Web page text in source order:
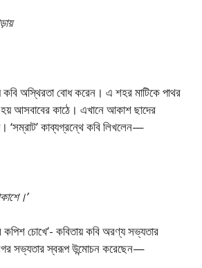
কবি অস্থিরতা বােধ করেন। এ শহর মাটিকে পাথর
আসবাবের কাঠে। এখানে আকাশ ছাদের
‘সম্রাট’ কাব্যগ্রন্থে কবি লিখলেন—
কপিশ চোখে’- কবিতায় কবি অরণ্য সভ্যতার
সভ্যতার স্বরূপ উন্মােচন করেছেন—